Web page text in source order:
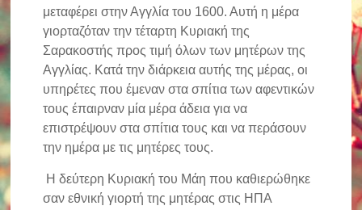
μεταφέρει στην Αγγλία του 1600. Αυτή η μέρα
γιορταζόταν την τέταρτη Κυριακή της
Σαρακοστής προς τιμή όλων των μητέρων της
Αγγλίας. Κατά την διάρκεια αυτής της μέρας, οι
υπηρέτες που έμεναν στα σπίτια των αφεντικών
τους έπαιρναν μία μέρα άδεια για να
επιστρέψουν στα σπίτια τους και να περάσουν
την ημέρα με τις μητέρες τους.
Η δεύτερη Κυριακή του Μάη που καθιερώθηκε
σαν εθνική γιορτή της μητέρας στις ΗΠΑ